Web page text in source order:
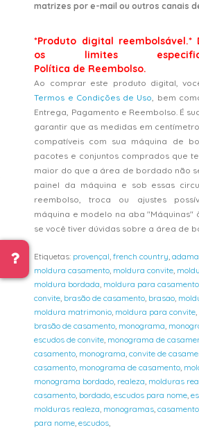
matrizes por e-mail ou outros canais
*Produto digital reembolsável.*
os limites
Política de Reembolso.
Ao comprar este produto digital,
Termos e Condições de Uso, bem
Entrega, Pagamento e Reembolso. É
garantir que as medidas em
compatíveis com sua máquina de
pacotes e conjuntos comprados que
maior do que a área de bordado não
painel da máquina e sob essas
reembolso, troca ou ajustes
máquina e modelo na aba "Máquinas"
se você tiver dúvidas sobre a área de
Etiquetas: provençal,french country,
moldura casamento, moldura convite,
moldura bordada, moldura para casamento
convite, brasão de casamento, brasao,
moldura matrimonio, moldura para convite,
brasão de casamento, monograma,
escudos de convite, monograma de
casamento, monograma,convite de
casamento, monograma de casamento,
monograma bordado, realeza, molduras
casamento, bordado,escudos para nome,
molduras realeza, monogramas,casamento
para nome,escudos,